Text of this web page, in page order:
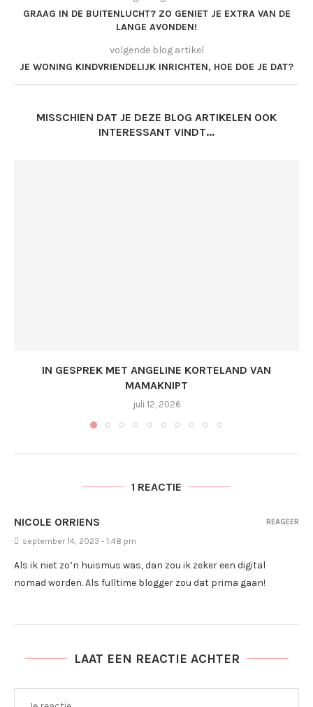
GRAAG IN DE BUITENLUCHT? ZO GENIET JE EXTRA VAN DE
LANGE AVONDEN!
volgende blog artikel
JE WONING KINDVRIENDELIJK INRICHTEN, HOE DOE JE DAT?
MISSCHIEN DAT JE DEZE BLOG ARTIKELEN OOK
INTERESSANT VINDT...
IN GESPREK MET ANGELINE KORTELAND VAN
MAMAKNIPT
juli 12, 2026
1 REACTIE
NICOLE ORRIENS
september 14, 2023 - 1:48 pm
Als ik niet zo’n huismus was, dan zou ik zeker een digital
nomad worden. Als fulltime blogger zou dat prima gaan!
REAGEER
LAAT EEN REACTIE ACHTER